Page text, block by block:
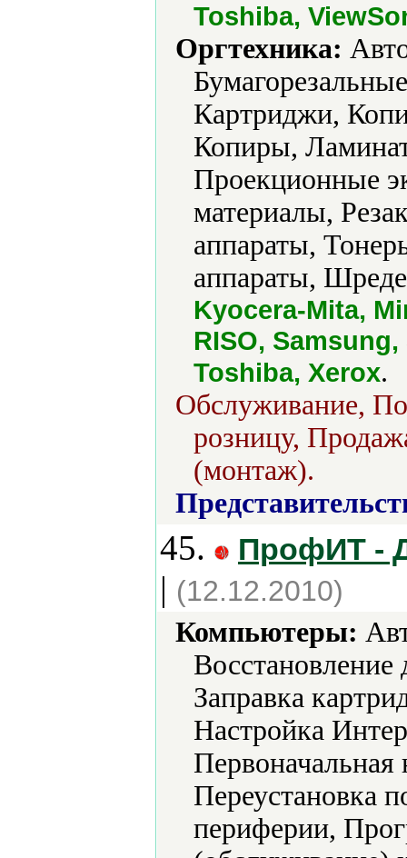
Toshiba,
Оргтехника:
Картриджи,
Копиры,
Проекционные
материалы,
аппараты,
аппараты,
Kyocera-Mita,
RISO,
Toshiba, Xerox.
Обслуживание,
розницу,
(монтаж).
45. ПрофИТ -
| (12.12.2010)
Компьютеры:
Заправка
Настройка
Переустановка
периферии,